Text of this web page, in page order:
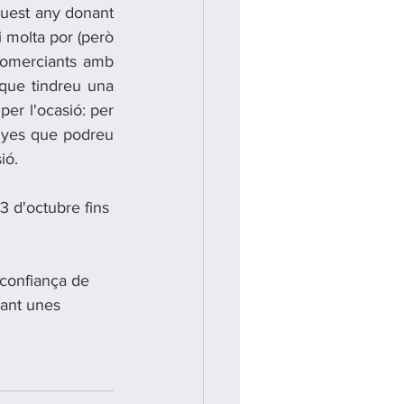
any donant
molta por (però
amb
tindreu una
l'ocasió: per
que podreu
d'octubre fins
de
unes